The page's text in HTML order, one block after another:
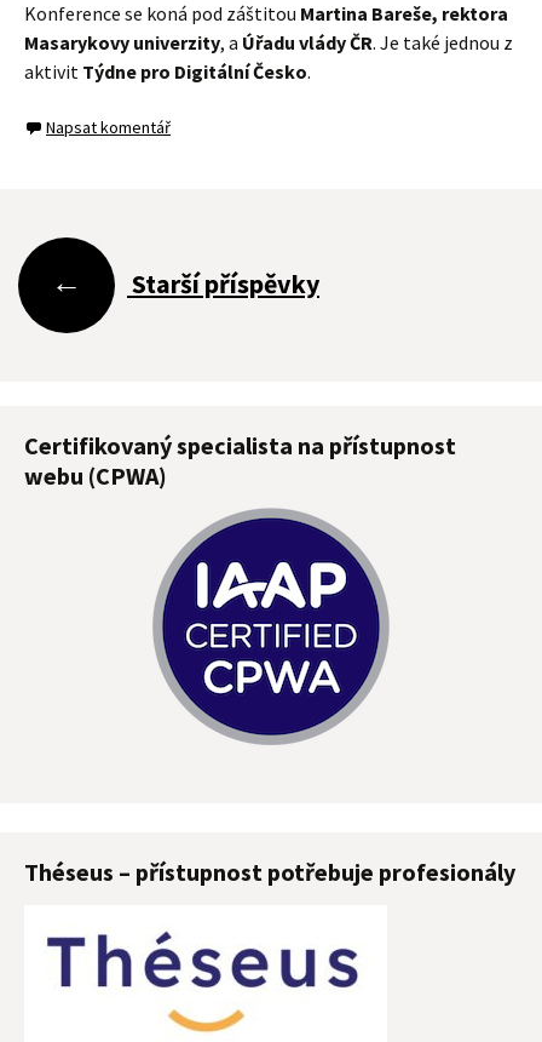
Konference se koná pod záštitou Martina Bareše, rektora
Masarykovy univerzity, a Úřadu vlády ČR. Je také jednou z
aktivit Týdne pro Digitální Česko.
Napsat komentář
Navigace
pro
příspěvky
← Starší příspěvky
Certifikovaný specialista na přístupnost
webu (CPWA)
Théseus – přístupnost potřebuje profesionály